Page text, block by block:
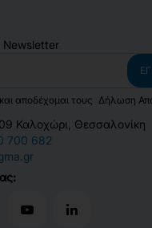
Newsletter
αποδέχομαι τους Δήλωση
Καλοχώρι, Θεσσαλονίκη
700 682